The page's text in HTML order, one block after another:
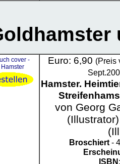
Euro: 6,90 (Preis
Hamster.
von Georg
Broschiert -